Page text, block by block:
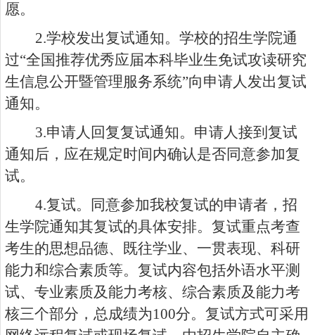
愿。
2.学校发出复试通知。学校的招生学院通
过“全国推荐优秀应届本科毕业生免试攻读研究
生信息公开暨管理服务系统”向申请人发出复试
通知。
3.申请人回复复试通知。申请人接到复试
通知后，应在规定时间内确认是否同意参加复
试。
4.复试。同意参加我校复试的申请者，招
生学院通知其复试的具体安排。复试重点考查
考生的思想品德、既往学业、一贯表现、科研
能力和综合素质等。复试内容包括外语水平测
试、专业素质及能力考核、综合素质及能力考
核三个部分，总成绩为100分。复试方式可采用